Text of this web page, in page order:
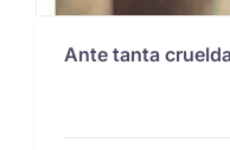
Ante tanta